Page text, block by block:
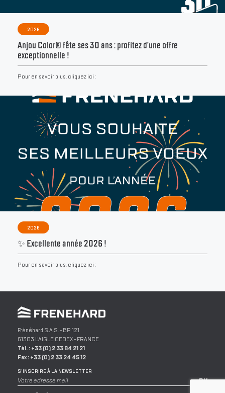
2026
Anjou Color® fête ses 30 ans : profitez d’une offre
exceptionnelle !
Pour en savoir plus, cliquez ici :
2026
✨ Excellente année 2026 !
Pour en savoir plus, cliquez ici :
Frénéhard S.A.S.- BP 121
61303 L'AIGLECEDEX -FRANCE
Tél. :+33 (0) 2 33 84 21 21
Fax :+33 (0) 2 33 24 45 12
S'INSCRIRE À LA NEWSLETTER
Votre adresse mail